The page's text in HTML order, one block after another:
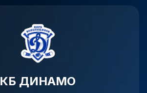
КБ ДИНАМО